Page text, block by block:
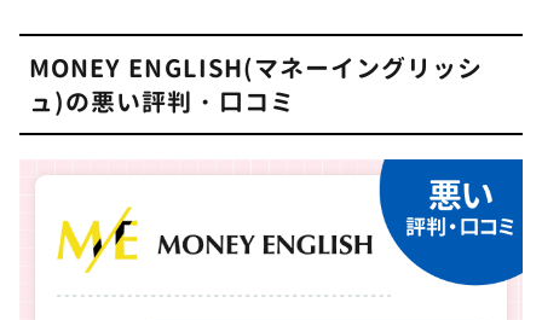
MONEY ENGLISH(マネーイングリッシ
ュ)の悪い評判・口コミ